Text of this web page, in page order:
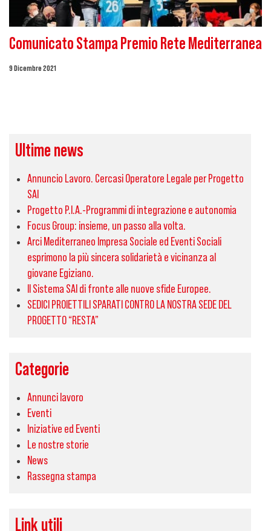
Comunicato Stampa Premio Rete Mediterranea
9 Dicembre 2021
Ultime news
Annuncio Lavoro. Cercasi Operatore Legale per Progetto
SAI
Progetto P.I.A.-Programmi di integrazione e autonomia
Focus Group: insieme, un passo alla volta.
Arci Mediterraneo Impresa Sociale ed Eventi Sociali
esprimono la più sincera solidarietà e vicinanza al
giovane Egiziano.
Il Sistema SAI di fronte alle nuove sfide Europee.
SEDICI PROIETTILI SPARATI CONTRO LA NOSTRA SEDE DEL
PROGETTO “RESTA”
Categorie
Annunci lavoro
Eventi
Iniziative ed Eventi
Le nostre storie
News
Rassegna stampa
Link utili